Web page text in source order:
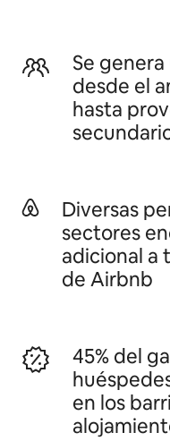
Se
desde el
hasta
Diversas
sectores
adicional a
de Airbnb
45% del
en los